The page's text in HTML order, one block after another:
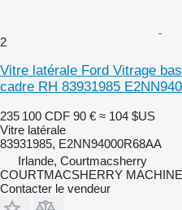
2
Vitre latérale Ford Vitrage
cadre RH 83931985
235 100 CDF 90 € ≈ 104 $US
Vitre latérale
83931985, E2NN94000R68AA
Irlande, Courtmacsherry
COURTMACSHERRY
Contacter le vendeur